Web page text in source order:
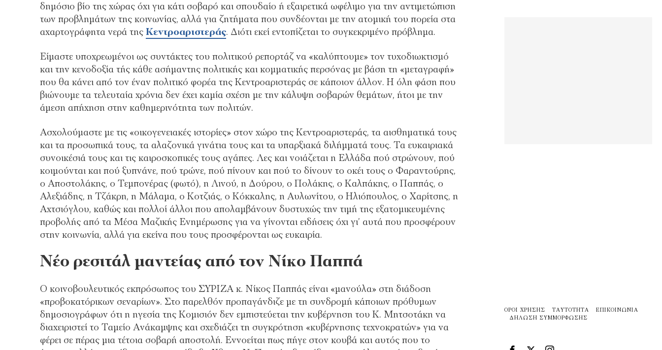
δημόσιο βίο της χώρας όχι για κάτι σοβαρό και σπουδαίο ή εξαιρετικά ωφέλιμο για την αντιμετώπιση
των προβλημάτων της κοινωνίας, αλλά για ζητήματα που συνδέονται με την ατομική του πορεία στα
αχαρτογράφητα νερά της Κεντροαριστεράς. Διότι εκεί εντοπίζεται το συγκεκριμένο πρόβλημα.
Είμαστε υποχρεωμένοι ως συντάκτες του πολιτικού ρεπορτάζ να «καλύπτουμε» τον τυχοδιωκτισμό
και την κενοδοξία τής κάθε ασήμαντης πολιτικής και κομματικής περσόνας με βάση τη «μεταγραφή»
που θα κάνει από τον έναν πολιτικό φορέα της Κεντροαριστεράς σε κάποιον άλλον. Η όλη φάση που
βιώνουμε τα τελευταία χρόνια δεν έχει καμία σχέση με την κάλυψη σοβαρών θεμάτων, ήτοι με την
άμεση απήχηση στην καθημερινότητα των πολιτών.
Ασχολούμαστε με τις «οικογενειακές ιστορίες» στον χώρο της Κεντροαριστεράς, τα αισθηματικά τους
και τα προσωπικά τους, τα αλαζονικά γινάτια τους και τα υπαρξιακά διλήμματά τους. Τα ευκαιριακά
συνοικέσιά τους και τις καιροσκοπικές τους αγάπες. Λες και νοιάζεται η Ελλάδα πού στρώνουν, πού
κοιμούνται και πού ξυπνάνε, πού τρώνε, πού πίνουν και πού το δίνουν το οκέι τους ο Φαραντούρης,
ο Αποστολάκης, ο Τεμπονέρας (φωτό), η Λινού, η Δούρου, ο Πολάκης, ο Καλπάκης, ο Παππάς, ο
Αλεξιάδης, η Τζάκρη, η Μάλαμα, ο Κοτζιάς, ο Κόκκαλης, η Αυλωνίτου, ο Ηλιόπουλος, ο Χαρίτσης, η
Αχτσιόγλου, καθώς και πολλοί άλλοι που απολαμβάνουν δυστυχώς την τιμή της εξατομικευμένης
προβολής από τα Μέσα Μαζικής Ενημέρωσης για να γίνονται ειδήσεις όχι γι’ αυτά που προσφέρουν
στην κοινωνία, αλλά για εκείνα που τους προσφέρονται ως ευκαιρία.
Νέο ρεσιτάλ μαντείας από τον Νίκο Παππά
Ο κοινοβουλευτικός εκπρόσωπος του ΣΥΡΙΖΑ κ. Νίκος Παππάς είναι «μανούλα» στη διάδοση
«προβοκατόρικων σεναρίων». Στο παρελθόν προπαγάνδιζε με τη συνδρομή κάποιων πρόθυμων
δημοσιογράφων ότι η ηγεσία της Κομισιόν δεν εμπιστεύεται την κυβέρνηση του Κ. Μητσοτάκη να
διαχειριστεί το Ταμείο Ανάκαμψης και σχεδιάζει τη συγκρότηση «κυβέρνησης τεχνοκρατών» για να
φέρει σε πέρας μια τέτοια σοβαρή αποστολή. Εννοείται πως πήγε στον κουβά και αυτός που το
ΌΡΟΙ ΧΡΉΣΗΣ ΤΑΥΤΌΤΗΤΑ
ΕΠΙΚΟΙΝΩΝΊΑ
ΔΉΛΩΣΗ ΣΥΜΜΌΡΦΩΣΗΣ